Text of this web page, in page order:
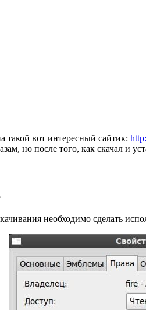
такой вот интересный сайтик:
но после того, как скачал и
необходимо сделать